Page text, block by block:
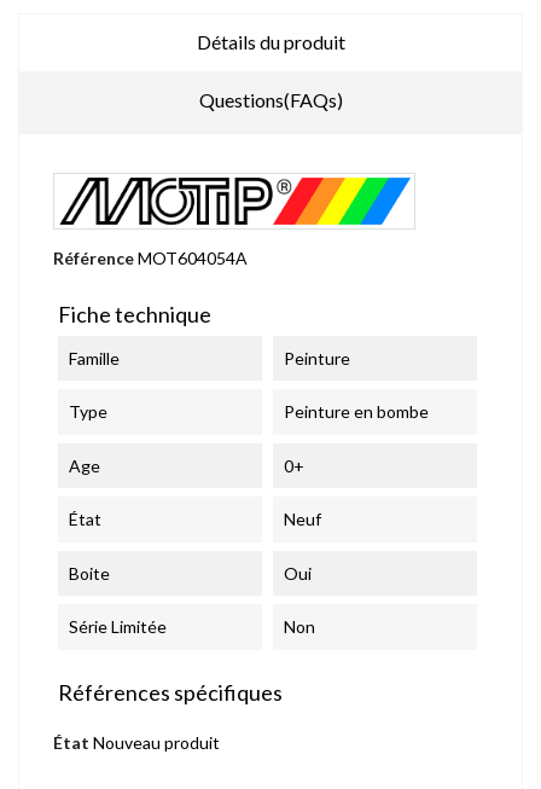
Détails du produit
Questions(FAQs)
RéférenceMOT604054A
Fiche technique
Famille Peinture
Type Peinture en bombe
Age 0+
État Neuf
Boite Oui
Série Limitée Non
Références spécifiques
État Nouveau produit